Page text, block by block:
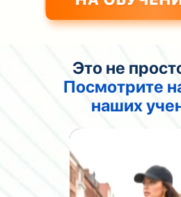
Это не
Посмотрите
наших